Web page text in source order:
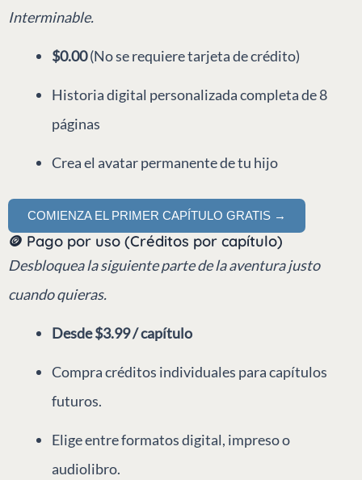
Interminable.
$0.00(No se requiere tarjeta de crédito)
Historia digital personalizada completa de 8
páginas
Crea el avatar permanente de tu hijo
COMIENZA EL PRIMER CAPÍTULO GRATIS →
🪙 Pago por uso (Créditos por capítulo)
Desbloquea la siguiente parte de la aventura justo
cuando quieras.
Desde $3.99 / capítulo
Compra créditos individuales para capítulos
futuros.
Elige entre formatos digital, impreso o
audiolibro.